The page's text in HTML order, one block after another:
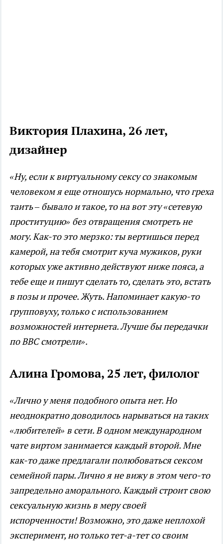
Виктория Плахина, 26 лет,
дизайнер
«Ну, если к виртуальному сексу со знакомым
человеком я еще отношусь нормально, что греха
таить – бывало и такое, то на вот эту «сетевую
проституцию» без отвращения смотреть не
могу. Как-то это мерзко: ты вертишься перед
камерой, на тебя смотрит куча мужиков, руки
которых уже активно действуют ниже пояса, а
тебе еще и пишут сделать то, сделать это, встать
в позы и прочее. Жуть. Напоминает какую-то
групповуху, только с использованием
возможностей интернета. Лучше бы передачки
по BBC смотрели».
Алина Громова, 25 лет, филолог
«Лично у меня подобного опыта нет. Но
неоднократно доводилось нарываться на таких
«любителей» в сети. В одном международном
чате виртом занимается каждый второй. Мне
как-то даже предлагали полюбоваться сексом
семейной пары. Лично я не вижу в этом чего-то
запредельно аморального. Каждый строит свою
сексуальную жизнь в меру своей
испорченности! Возможно, это даже неплохой
эксперимент, но только тет-а-тет со своим